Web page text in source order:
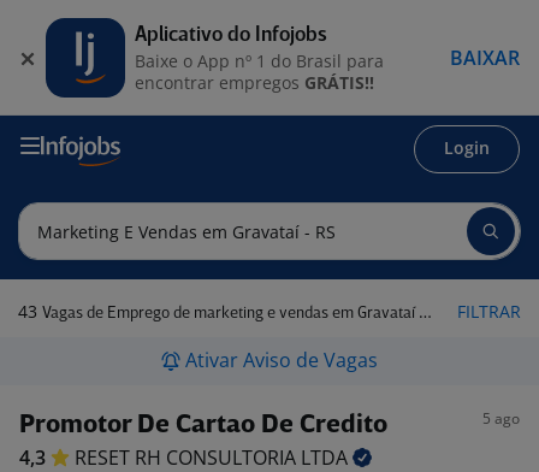
Login
43 Vagas de Emprego de marketing e vendas em Gravataí - RS FILTRAR
Ativar Aviso de Vagas
Promotor De Cartao De Credito 5 ago
4,3 RESET RH CONSULTORIA LTDA
Aplicativo do Infojobs
Baixe o App nº 1 do Brasil para
encontrar empregos GRÁTIS!!
BAIXAR